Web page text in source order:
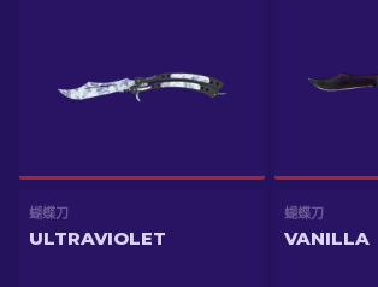
蝴蝶刀
ULTRAVIOLET
蝴蝶刀
VANILLA